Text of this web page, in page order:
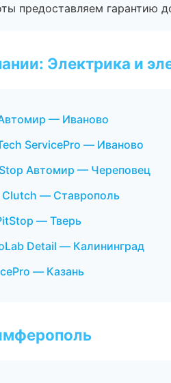
предоставляем гарантию
Электрика и
— Иваново
ServicePro — Иваново
Автомир — Череповец
Clutch — Ставрополь
— Тверь
Detail — Калининград
— Казань